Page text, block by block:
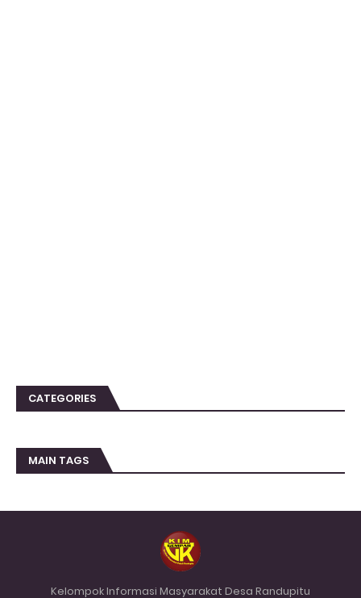
CATEGORIES
MAIN TAGS
Kelompok Informasi Masyarakat Desa Randupitu